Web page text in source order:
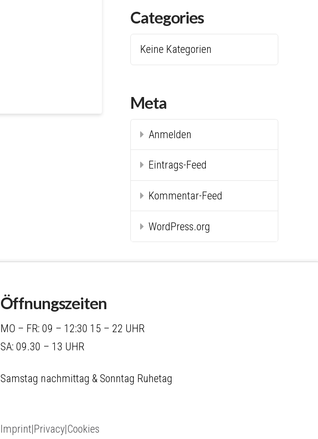
Categories
Keine Kategorien
Meta
Anmelden
Eintrags-Feed
Kommentar-Feed
WordPress.org
Öffnungszeiten
MO – FR: 09 – 12:30 15 – 22 UHR
SA: 09.30 – 13 UHR
Samstag nachmittag & Sonntag Ruhetag
Imprint|Privacy|Cookies